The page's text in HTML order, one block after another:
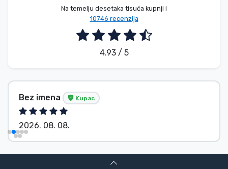
Na temelju desetaka tisuća kupnji i
10746 recenzija
4.93 / 5
Bez imena Kupac
2026. 08. 08.